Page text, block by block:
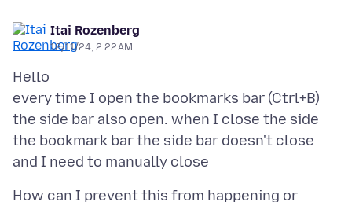
Itai Rozenberg
12/11/24, 2:22 AM
Hello
every time I open the bookmarks bar (Ctrl+B)
the side bar also open. when I close the side
the bookmark bar the side bar doesn't close
How can I prevent this from happening or